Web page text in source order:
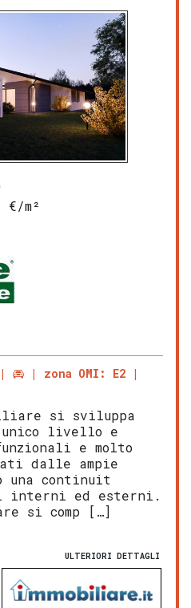
€/m²
zona OMI: E2
si sviluppa
unico livello e
e molto
dalle ampie
una continuit
interni ed esterni.
si comp […]
ULTERIORI DETTAGLI